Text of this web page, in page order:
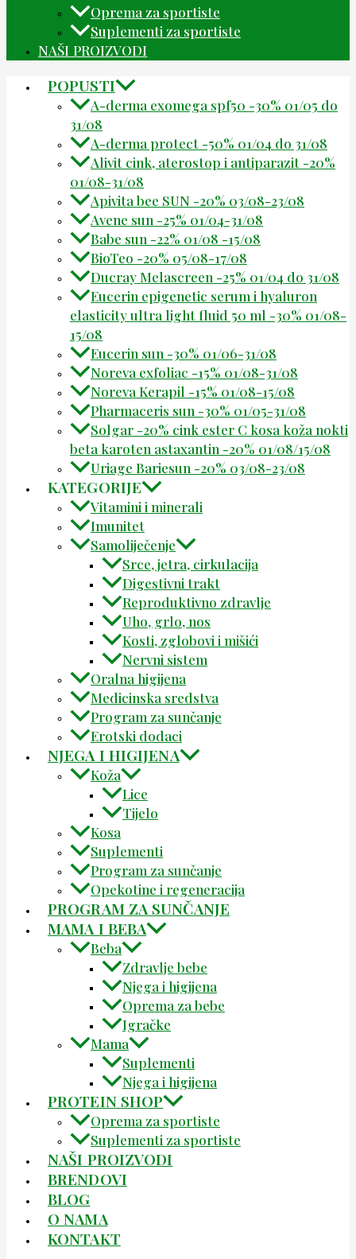
Oprema za sportiste
Suplementi za sportiste
NAŠI PROIZVODI
POPUSTI
A-derma exomega spf50 -30% 01/05 do
31/08
A-derma protect -50% 01/04 do 31/08
Alivit cink, aterostop i antiparazit -20%
01/08-31/08
Apivita bee SUN -20% 03/08-23/08
Avene sun -25% 01/04-31/08
Babe sun -22% 01/08 -15/08
BioTeo -20% 05/08-17/08
Ducray Melascreen -25% 01/04 do 31/08
Eucerin epigenetic serum i hyaluron
elasticity ultra light fluid 50 ml -30% 01/08-
15/08
Eucerin sun -30% 01/06-31/08
Noreva exfoliac -15% 01/08-31/08
Noreva Kerapil -15% 01/08-15/08
Pharmaceris sun -30% 01/05-31/08
Solgar -20% cink ester C kosa koža nokti
beta karoten astaxantin -20% 01/08/15/08
Uriage Bariesun -20% 03/08-23/08
KATEGORIJE
Vitamini i minerali
Imunitet
Samoliječenje
Srce, jetra, cirkulacija
Digestivni trakt
Reproduktivno zdravlje
Uho, grlo, nos
Kosti, zglobovi i mišići
Nervni sistem
Oralna higijena
Medicinska sredstva
Program za sunčanje
Erotski dodaci
NJEGA I HIGIJENA
Koža
Lice
Tijelo
Kosa
Suplementi
Program za sunčanje
Opekotine i regeneracija
PROGRAM ZA SUNČANJE
MAMA I BEBA
Beba
Zdravlje bebe
Njega i higijena
Oprema za bebe
Igračke
Mama
Suplementi
Njega i higijena
PROTEIN SHOP
Oprema za sportiste
Suplementi za sportiste
NAŠI PROIZVODI
BRENDOVI
BLOG
O NAMA
KONTAKT